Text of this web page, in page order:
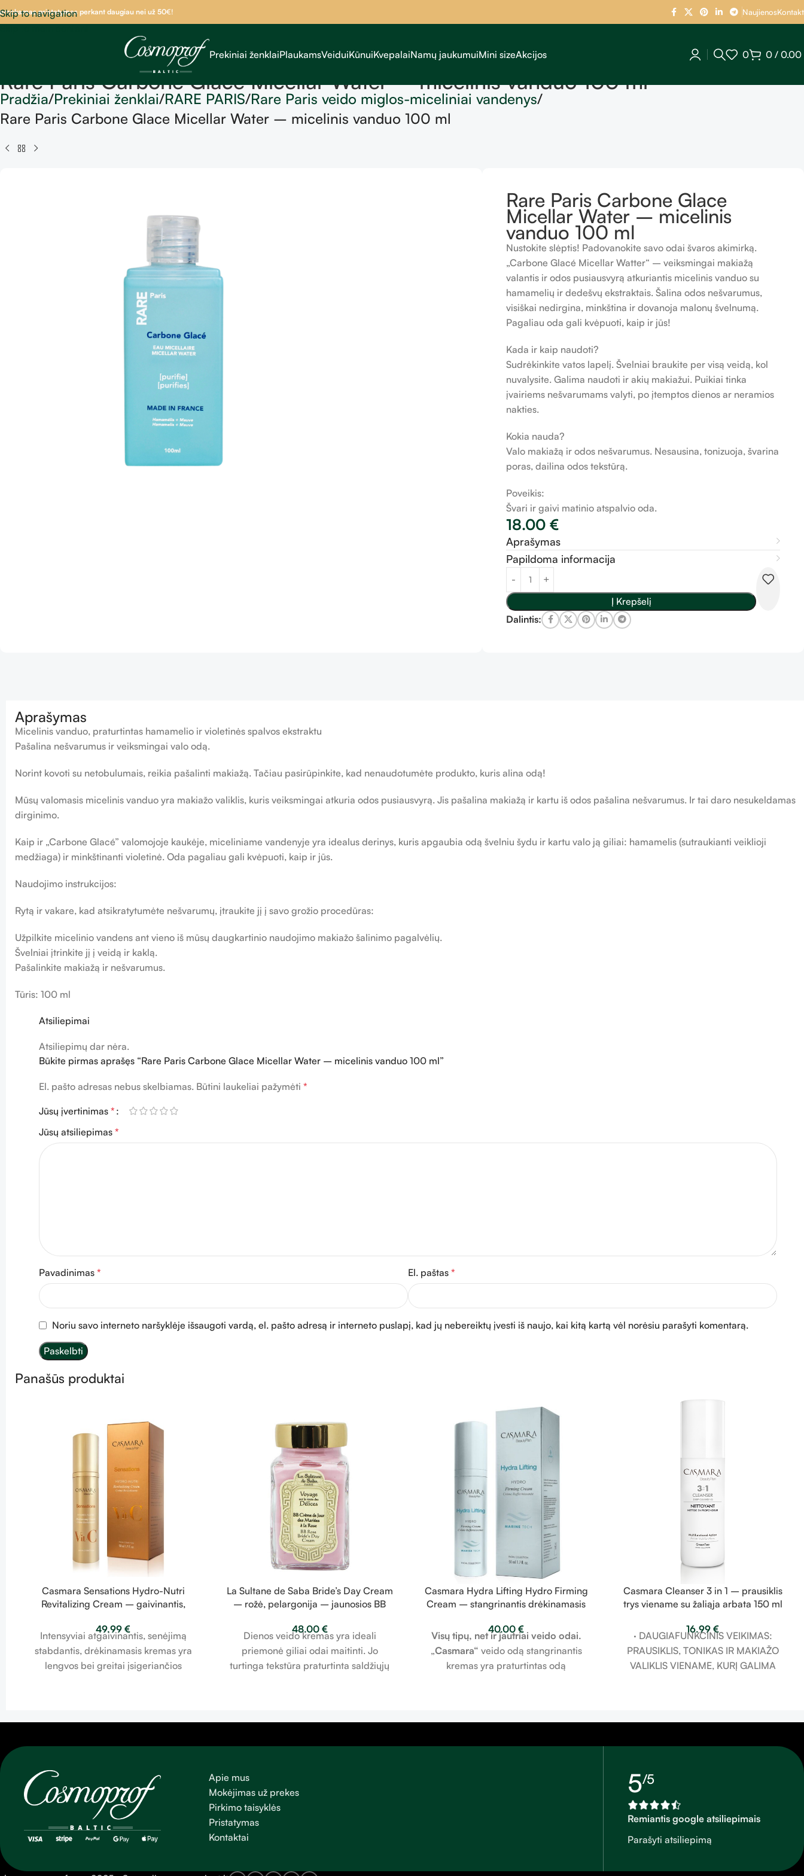
Skip to navigationpristatymas perkant daugiau nei už 50€! Naujienos
Prekiniai ženklaiPlaukamsVeiduiKūnuiKvepalaiNamų jaukumuiMini sizeAkcijos 0 0 / 0.00
Rare Paris Carbone Glace Micellar Water – micelinis vanduo 100 ml
Pradžia Prekiniai ženklai RARE PARIS Rare Paris veido miglos-miceliniai vandenys
Rare Paris Carbone Glace Micellar Water – micelinis vanduo 100 ml
Rare Paris Carbone Glace
Micellar Water – micelinis
vanduo 100 ml
Nustokite slėptis! Padovanokite savo odai švaros akimirką.
„Carbone Glacé Micellar Watter“ – veiksmingai makiažą
valantis ir odos pusiausvyrą atkuriantis micelinis vanduo su
hamamelių ir dedešvų ekstraktais. Šalina odos nešvarumus,
visiškai nedirgina, minkština ir dovanoja malonų švelnumą.
Pagaliau oda gali kvėpuoti, kaip ir jūs!
Kada ir kaip naudoti?
Sudrėkinkite vatos lapelį. Švelniai braukite per visą veidą, kol
nuvalysite. Galima naudoti ir akių makiažui. Puikiai tinka
įvairiems nešvarumams valyti, po įtemptos dienos ar neramios
nakties.
Kokia nauda?
Valo makiažą ir odos nešvarumus. Nesausina, tonizuoja, švarina
poras, dailina odos tekstūrą.
Poveikis:
Švari ir gaivi matinio atspalvio oda.
18.00€
Aprašymas
Papildoma informacija
Į Krepšelį
Dalintis:
Aprašymas
Micelinis vanduo, praturtintas hamamelio ir violetinės spalvos ekstraktu
Pašalina nešvarumus ir veiksmingai valo odą.
Norint kovoti su netobulumais, reikia pašalinti makiažą. Tačiau pasirūpinkite, kad nenaudotumėte produkto, kuris alina odą!
Mūsų valomasis micelinis vanduo yra makiažo valiklis, kuris veiksmingai atkuria odos pusiausvyrą. Jis pašalina makiažą ir kartu iš odos pašalina nešvarumus. Ir tai daro nesukeldamas
dirginimo.
Kaip ir „Carbone Glacé” valomojoje kaukėje, miceliniame vandenyje yra idealus derinys, kuris apgaubia odą švelniu šydu ir kartu valo ją giliai: hamamelis (sutraukianti veiklioji
medžiaga) ir minkštinanti violetinė. Oda pagaliau gali kvėpuoti, kaip ir jūs.
Naudojimo instrukcijos:
Rytą ir vakare, kad atsikratytumėte nešvarumų, įtraukite jį į savo grožio procedūras:
Užpilkite micelinio vandens ant vieno iš mūsų daugkartinio naudojimo makiažo šalinimo pagalvėlių.
Švelniai įtrinkite jį į veidą ir kaklą.
Pašalinkite makiažą ir nešvarumus.
Tūris: 100 ml
Atsiliepimai
Atsiliepimų dar nėra.
Būkite pirmas aprašęs “Rare Paris Carbone Glace Micellar Water – micelinis vanduo 100 ml”
El. pašto adresas nebus skelbiamas. Būtini laukeliai pažymėti *
Jūsų įvertinimas *
Jūsų atsiliepimas *
Pavadinimas * El. paštas *
Noriu savo interneto naršyklėje išsaugoti vardą, el. pašto adresą ir interneto puslapį, kad jų nebereiktų įvesti iš naujo, kai kitą kartą vėl norėsiu parašyti komentarą.
Panašūs produktai
Casmara Sensations Hydro-Nutri
Revitalizing Cream – gaivinantis,
49.99€
Intensyviai atgaivinantis, senėjimą
stabdantis, drėkinamasis kremas yra
lengvos bei greitai įsigeriančios
kremas praturtintas kamelijų ir
pusiausvyra, šis intensyvus senėjimą
stabdantis produktas stiprina, apsaugo
odą nuo fotosenėjimo ir sušvelnina
matomus senėjimo požymius.
La Sultane de Saba Bride’s Day Cream
– rožė, pelargonija – jaunosios BB
48.00 €
Dienos veido kremas yra ideali
priemonė giliai odai maitinti. Jo
turtinga tekstūra praturtinta saldžiųjų
padengti veido odos trūkumus, išlyginti
Casmara Hydra Lifting Hydro Firming
Cream – stangrinantis drėkinamasis
išsausėjusiai veido odai, 50 ml
40.00€
Visų tipų, net ir jautriai veido odai.
„Casmara“ veido odą stangrinantis
kremas yra praturtintas odą
ingredientų yra natūralios kilmės.
Casmara Cleanser 3 in 1 – prausiklis
trys viename su žaliąja arbata 150 ml
16.99€
· DAUGIAFUNKCINIS VEIKIMAS:
PRAUSIKLIS, TONIKAS IR MAKIAŽO
VALIKLIS VIENAME, KURĮ GALIMA
Šilko tekstūra. Formulė, tinkanti vyrams
Apie mus
Mokėjimas už prekes
Pirkimo taisyklės
Pristatymas
Kontaktai
5/5
Remiantis google atsiliepimais
Parašyti atsiliepimą